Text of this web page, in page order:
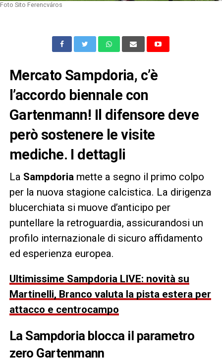
Foto Sito Ferencváros
Mercato Sampdoria, c’è
l’accordo biennale con
Gartenmann! Il difensore deve
però sostenere le visite
mediche. I dettagli
La Sampdoriamette a segno il primo colpo
per la nuova stagione calcistica. La dirigenza
blucerchiata si muove d’anticipo per
puntellare la retroguardia, assicurandosi un
profilo internazionale di sicuro affidamento
ed esperienza europea.
Ultimissime Sampdoria LIVE: novità su
Martinelli, Branco valuta la pista estera per
attacco e centrocampo
La Sampdoria blocca il parametro
zero Gartenmann